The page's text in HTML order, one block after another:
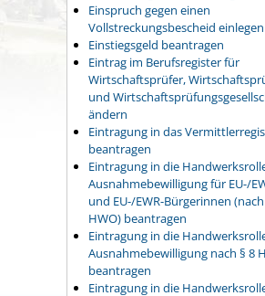
Einspruch gegen einen
Vollstreckungsbescheid einlegen
Einstiegsgeld beantragen
Eintrag im Berufsregister für
Wirtschaftsprüfer,
und
ändern
Eintragung in das
beantragen
Eintragung in die
Ausnahmebewilligung für EU-/
und EU-/EWR-Bürgerinnen (nach
HWO) beantragen
Eintragung in die
Ausnahmebewilligung nach § 8
beantragen
Eintragung in die